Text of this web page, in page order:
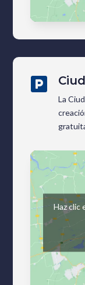

La
Haz clic